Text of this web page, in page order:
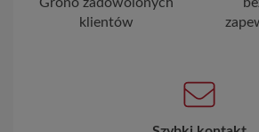
klientów